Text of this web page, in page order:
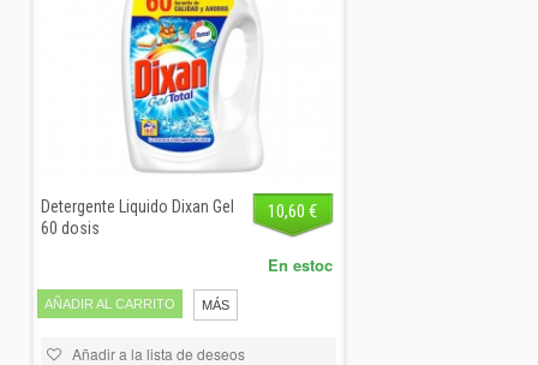
Detergente Liquido Dixan Gel
60 dosis
10,60 €
AÑADIR AL CARRITO MÁS
En estoc
Añadir a la lista de deseos